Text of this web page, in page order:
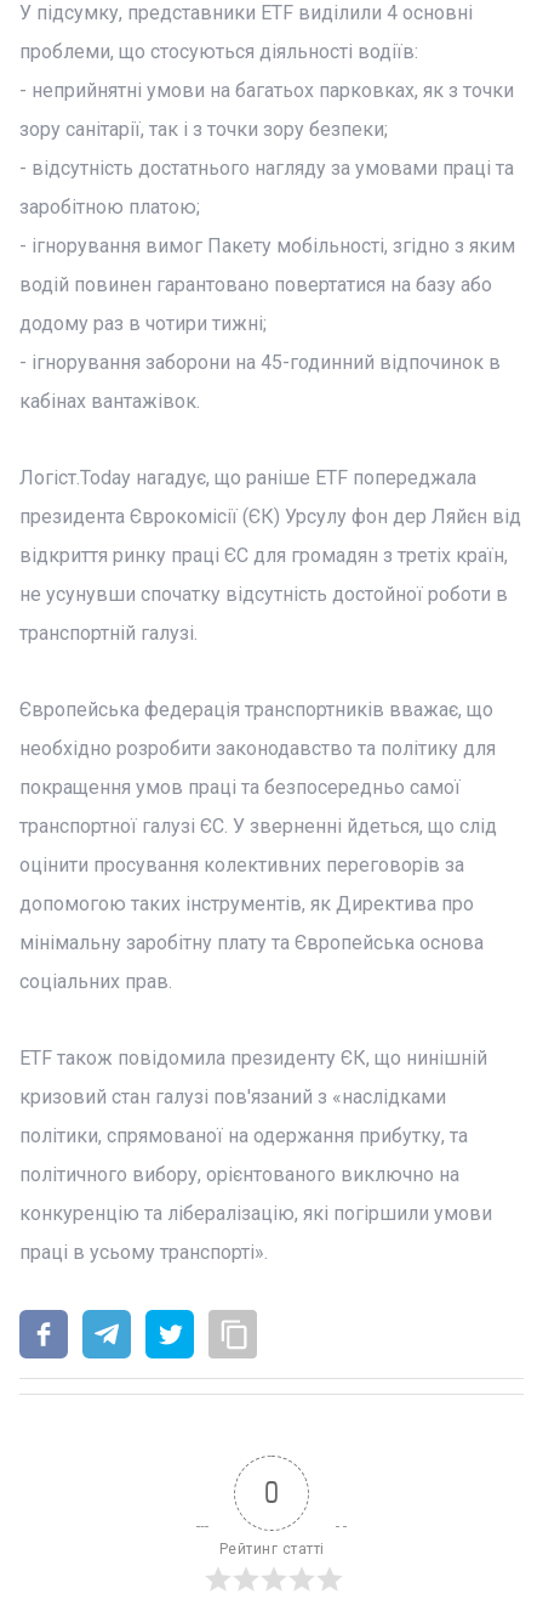
У підсумку, представники ETF виділили 4 основні
проблеми, що стосуються діяльності водіїв:
- неприйнятні умови на багатьох парковках, як з точки
зору санітарії, так і з точки зору безпеки;
- відсутність достатнього нагляду за умовами праці та
заробітною платою;
- ігнорування вимог Пакету мобільності, згідно з яким
водій повинен гарантовано повертатися на базу або
додому раз в чотири тижні;
- ігнорування заборони на 45-годинний відпочинок в
кабінах вантажівок.
Логіст.Today нагадує, що раніше ETF попереджала
президента Єврокомісії (ЄК) Урсулу фон дер Ляйєн від
відкриття ринку праці ЄС для громадян з третіх країн,
не усунувши спочатку відсутність достойної роботи в
транспортній галузі.
Європейська федерація транспортників вважає, що
необхідно розробити законодавство та політику для
покращення умов праці та безпосередньо самої
транспортної галузі ЄС. У зверненні йдеться, що слід
оцінити просування колективних переговорів за
допомогою таких інструментів, як Директива про
мінімальну заробітну плату та Європейська основа
соціальних прав.
ETF також повідомила президенту ЄК, що нинішній
кризовий стан галузі пов'язаний з «наслідками
політики, спрямованої на одержання прибутку, та
політичного вибору, орієнтованого виключно на
конкуренцію та лібералізацію, які погіршили умови
праці в усьому транспорті».
0
Рейтинг статті